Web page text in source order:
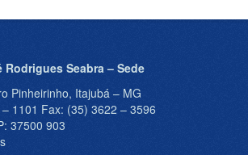
Seabra – Sede
Pinheirinho, Itajubá – MG
1101 Fax: (35) 3622 – 3596
37500 903